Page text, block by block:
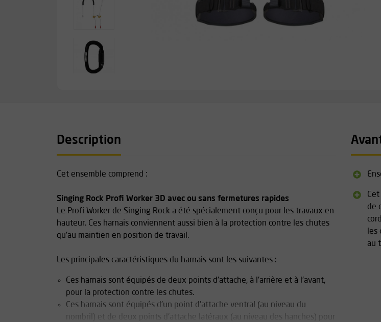
Description
Cet ensemble comprend :
Singing Rock Profi Worker 3D avec ou sans fermetures rapides
Le Profi Worker de Singing Rock a été spécialement conçu pour les travaux en
hauteur. Ces harnais conviennent aussi bien à la protection contre les chutes
qu'au maintien en position de travail.
Les principales caractéristiques du harnais sont les suivantes :
Ces harnais sont équipés de deux points d'attache, à l'arrière et à l'avant,
pour la protection contre les chutes.
Ces harnais sont équipés d'un point d'attache ventral (au niveau du
nombril) et de deux points d'attache latéraux (au niveau des hanches) pour
de
au